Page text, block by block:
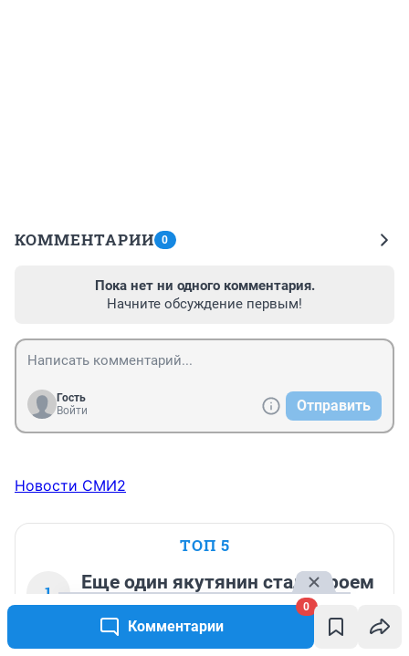
Комментарии
0
КОММЕНТАРИИ 0
Пока нет ни одного комментария.
Начните обсуждение первым!
Гость
Войти
Отправить
Новости СМИ2
ТОП 5
1
Еще один якутянин стал Героем
России. Он служил в зоне СВО с
самого начала